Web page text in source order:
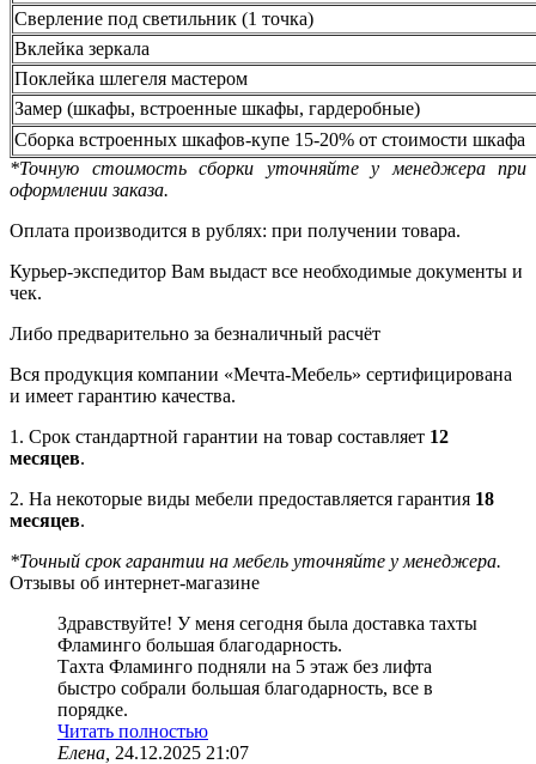
Сверление под светильник (1 точка)
Вклейка зеркала
Поклейка шлегеля мастером
Замер (шкафы, встроенные шкафы, гардеробные)
Сборка встроенных шкафов-купе 15-20% от стоимости шкафа
*Точную стоимость сборки уточняйте у менеджера при
оформлении заказа.
Оплата производится в рублях: при получении товара.
Курьер-экспедитор Вам выдаст все необходимые документы и
чек.
Либо предварительно за безналичный расчёт
Вся продукция компании «Мечта-Мебель» сертифицирована
и имеет гарантию качества.
1. Срок стандартной гарантии на товар составляет 12
месяцев.
2. На некоторые виды мебели предоставляется гарантия 18
месяцев.
*Точный срок гарантии на мебель уточняйте у менеджера.
Отзывы об интернет-магазине
Здравствуйте! У меня сегодня была доставка тахты
Фламинго большая благодарность.
Тахта Фламинго подняли на 5 этаж без лифта
быстро собрали большая благодарность, все в
порядке.
Читать полностью
Елена, 24.12.2025 21:07